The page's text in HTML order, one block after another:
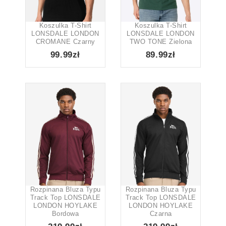
1 1
4 11 16 1 1
1 2
Ilość na stronie
None 12
Show only products on sale In stock only
Koszulka T-Shirt
LONSDALE LONDON
CROMANE Czarny
99.99zł
Koszulka T-Shirt
LONSDALE LONDON
TWO TONE Zielona
89.99zł
Rozpinana Bluza Typu
Track Top LONSDALE
LONDON HOYLAKE
Bordowa
Rozpinana Bluza Typu
Track Top LONSDALE
LONDON HOYLAKE
Czarna